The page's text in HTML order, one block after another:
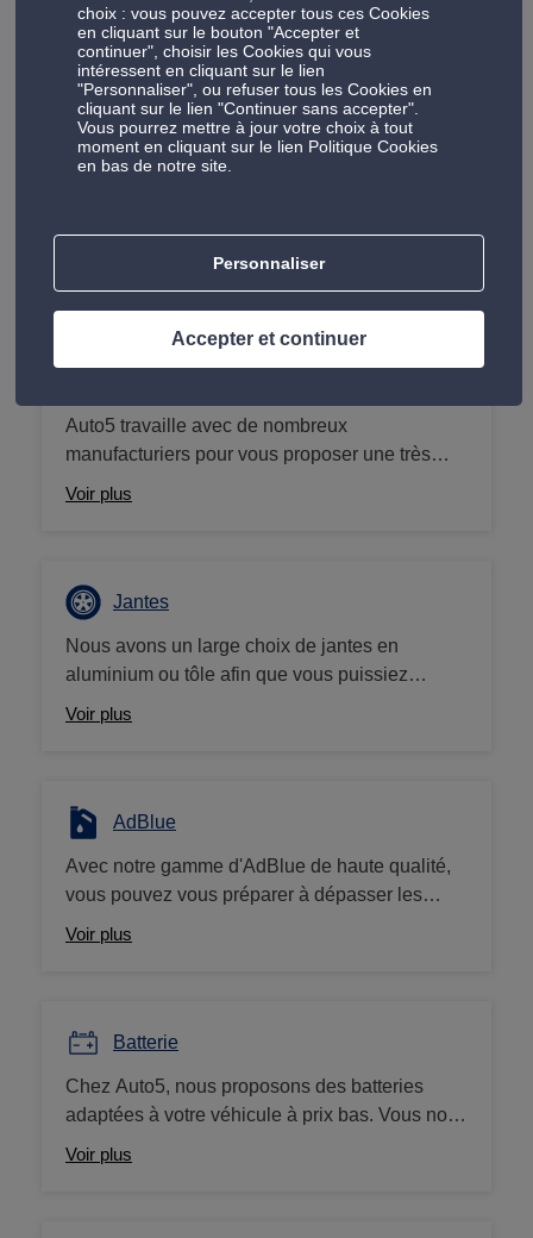
allant du changement des plaquettes de frein,
des disques de frein au changement du liquide
de frein pour nous assurer votre sécurité au
volant.
Voir plus
Les produits dans vos centres Auto 5
Auto5 travaille avec de nombreux
manufacturiers pour vous proposer une très
large gamme de pneus adaptés à votre
pneumatique au prix le plus bas, et cela toute
l'année. Vous trouvez moins cher ailleurs, on
vous rembourse la différence !
Voir plus
Jantes
Nous avons un large choix de jantes en
aluminium ou tôle afin que vous puissiez
apporter la touche de personnalisation
Voir plus
AdBlue
Avec notre gamme d'AdBlue de haute qualité,
vous pouvez vous préparer à dépasser les
normes d'émission et à donner à votre véhicule
Voir plus
Batterie
Chez Auto5, nous proposons des batteries
adaptées à votre véhicule à prix bas. Vous nous
rapportez votre ancienne batterie ? Nous vous
Voir plus
choix : vous pouvez accepter tous ces Cookies
en cliquant sur le bouton "Accepter et
continuer", choisir les Cookies qui vous
intéressent en cliquant sur le lien
"Personnaliser", ou refuser tous les Cookies en
cliquant sur le lien "Continuer sans accepter".
Vous pourrez mettre à jour votre choix à tout
moment en cliquant sur le lien Politique Cookies
en bas de notre site.
Personnaliser
Accepter et continuer